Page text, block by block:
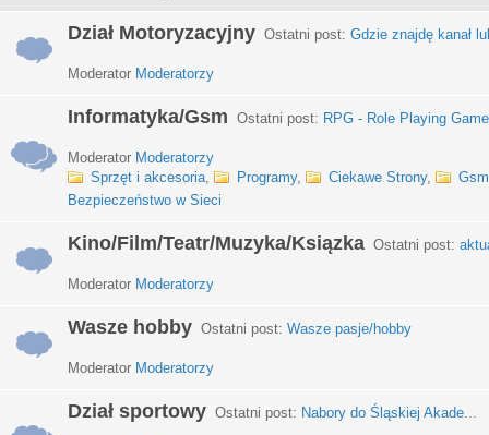
Dział Motoryzacyjny Ostatni post: Gdzie znajdę kanał
Moderator Moderatorzy
Informatyka/Gsm Ostatni post: RPG - Role Playing
Moderator Moderatorzy
Sprzęt i akcesoria, Programy, Ciekawe Strony,
Gsm
Bezpieczeństwo w Sieci
Kino/Film/Teatr/Muzyka/Ksiązka Ostatni post:
Moderator Moderatorzy
Wasze hobby Ostatni post: Wasze pasje/hobby
Moderator Moderatorzy
Dział sportowy Ostatni post: Nabory do Śląskiej Akade...